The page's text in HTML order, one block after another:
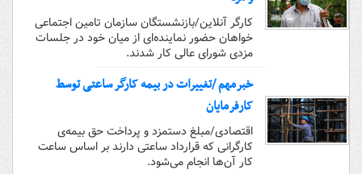
کارگر آنلاین/بازنشستگان سازمان تامین اجتماعی
خواهان حضور نماینده‌ای از میان خود در جلسات
مزدی شورای عالی کار شدند.
خبرمهم /تغییرات در بیمه کارگر ساعتی توسط
کارفرمایان
اقتصادی/مبلغ دستمزد و پرداخت حق بیمه‌ی
کارگرانی که قرارداد ساعتی دارند بر اساس ساعت
کار آن‌ها انجام می‌شود.